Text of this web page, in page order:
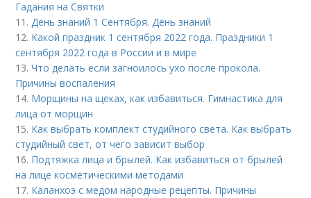
Гадания на Святки
11.День знаний 1 Сентября. День знаний
12. Какой праздник 1 сентября 2022 года. Праздники 1
сентября 2022 года в России и в мире
13.Что делать если загноилось ухо после прокола.
Причины воспаления
14. Морщины на щеках, как избавиться. Гимнастика для
лица от морщин
15. Как выбрать комплект студийного света. Как выбрать
студийный свет, от чего зависит выбор
16. Подтяжка лица и брылей. Как избавиться от брылей
на лице косметическими методами
17. Каланхоэ с медом народные рецепты. Причины